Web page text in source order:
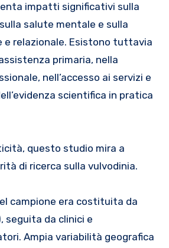
impatti significativi sulla
salute mentale e sulla
e relazionale. Esistono tuttavia
primaria, nella
nell’accesso ai servizi e
scientifica in pratica
questo studio mira a
di ricerca sulla vulvodinia.
campione era costituita da
seguita da clinici e
Ampia variabilità geografica